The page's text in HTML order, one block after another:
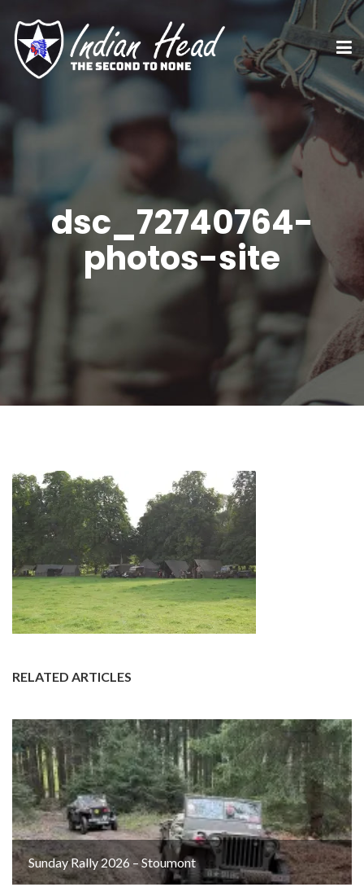
dsc_72740764-
photos-site
RELATED ARTICLES
Sunday Rally 2026 – Stoumont